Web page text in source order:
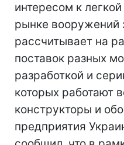
интересом к
рынке вооружений
рассчитывает на
поставок разных
разработкой и
которых работают
конструкторы и
предприятия